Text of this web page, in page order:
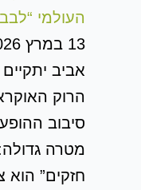
העולמי
אביב
הרוק
סיבוב
מטרה
חזקים”